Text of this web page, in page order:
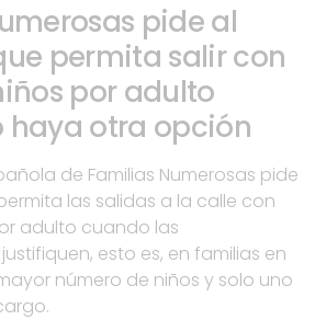
pide al
permita salir con
por adulto
haya otra opción
de Familias Numerosas pide
las salidas a la calle con
adulto cuando las
esto es, en familias en
número de niños y solo uno